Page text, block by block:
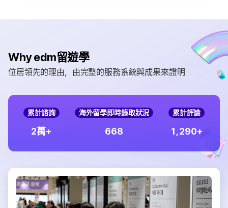
Why edm留遊學
位居領先的理由，由完整的服務系統與成果來證明
累計諮詢
2萬+
海外留學即時錄取狀況
668
累計評論
1 290+